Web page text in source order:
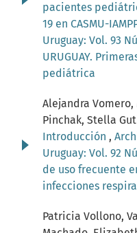
pacientes
19 en CASMU-
Uruguay: Vol. 93
URUGUAY.
pediátrica
Alejandra
Pinchak, Stella
Introducción ,
Uruguay: Vol. 92
de uso frecuente
infecciones
Patricia Vollono,